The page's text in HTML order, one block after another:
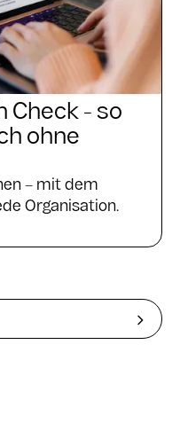
Check - so
ohne
– mit dem
Organisation.